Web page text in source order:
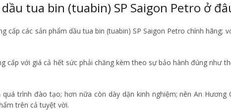
tua bin (tuabin) SP Saigon Petro ở
cấp các sản phẩm dầu tua bin (tuabin) SP Saigon Petro chính hãng;
cấp với giá cả hết sức phải chăng kèm theo sự bảo hành đúng như
trình đào tạo; hơn nữa còn dày dặn kinh nghiệm; nên An
trên cả tuyệt vời.